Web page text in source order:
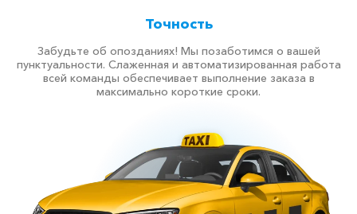
Точность
Забудьте об опозданиях! Мы позаботимся о вашей
пунктуальности. Слаженная и автоматизированная работа
всей команды обеспечивает выполнение заказа в
максимально короткие сроки.